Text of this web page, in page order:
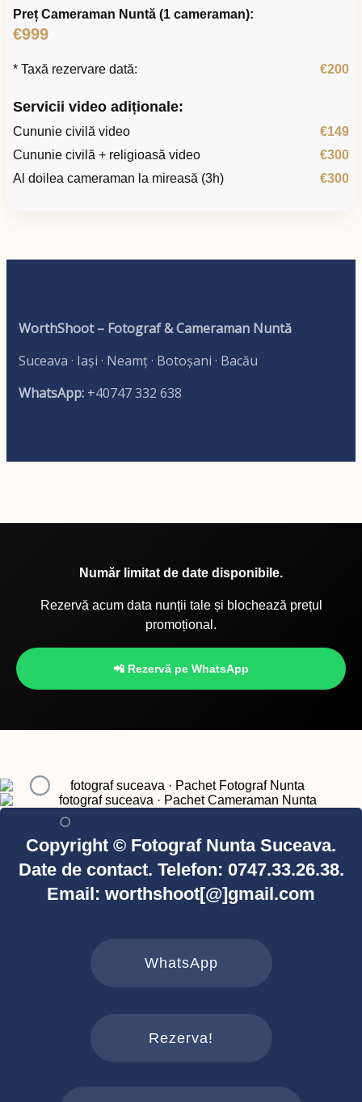
Preț Cameraman Nuntă (1 cameraman):
€999
* Taxă rezervare dată: €200
Servicii video adiționale:
Cununie civilă video
€149
Cununie civilă + religioasă video
€300
Al doilea cameraman la mireasă (3h)
€300
WorthShoot – Fotograf & Cameraman Nuntă
Suceava · Iași · Neamț · Botoșani · Bacău
WhatsApp: +40747 332 638
Număr limitat de date disponibile.
Rezervă acum data nunții tale și blochează prețul
promoțional.
📲 Rezervă pe WhatsApp
Copyright © Fotograf Nunta Suceava.
Date de contact. Telefon: 0747.33.26.38.
Email: worthshoot[@]gmail.com
WhatsApp
Rezerva!